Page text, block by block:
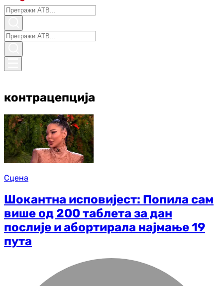
контрацепција
Сцена
Шокантна исповијест: Попила сам
више од 200 таблета за дан
послије и абортирала најмање 19
пута